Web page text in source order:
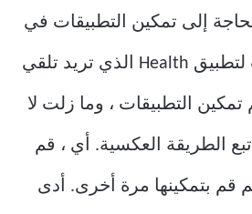
إلى تمكين التطبيقات في
إعدادات الإشعارات لتطبيق Health الذي تريد تلقي
تمكين التطبيقات ، وما زلت لا
الطريقة العكسية. أي ، قم
قم بتمكينها مرة أخرى. أدى